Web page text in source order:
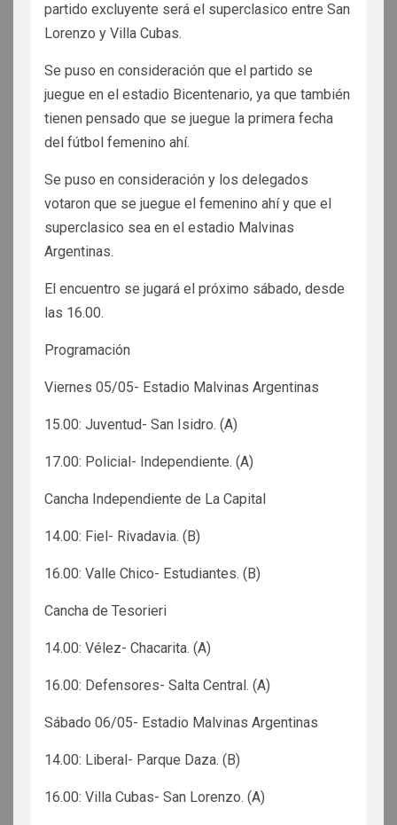
partido excluyente será el superclasico entre San
Lorenzo y Villa Cubas.
Se puso en consideración que el partido se
juegue en el estadio Bicentenario, ya que también
tienen pensado que se juegue la primera fecha
del fútbol femenino ahí.
Se puso en consideración y los delegados
votaron que se juegue el femenino ahí y que el
superclasico sea en el estadio Malvinas
Argentinas.
El encuentro se jugará el próximo sábado, desde
las 16.00.
Programación
Viernes 05/05- Estadio Malvinas Argentinas
15.00: Juventud- San Isidro. (A)
17.00: Policial- Independiente. (A)
Cancha Independiente de La Capital
14.00: Fiel- Rivadavia. (B)
16.00: Valle Chico- Estudiantes. (B)
Cancha de Tesorieri
14.00: Vélez- Chacarita. (A)
16.00: Defensores- Salta Central. (A)
Sábado 06/05- Estadio Malvinas Argentinas
14.00: Liberal- Parque Daza. (B)
16.00: Villa Cubas- San Lorenzo. (A)